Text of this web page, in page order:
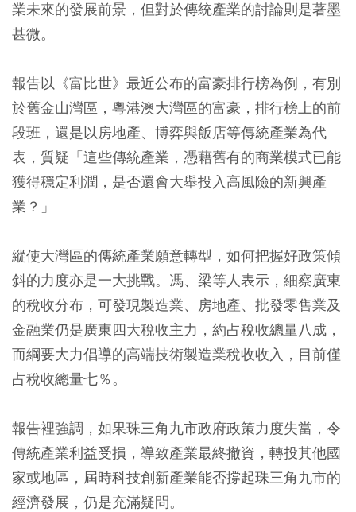
業未來的發展前景，但對於傳統產業的討論則是著墨
甚微。
報告以《富比世》最近公布的富豪排行榜為例，有別
於舊金山灣區，粵港澳大灣區的富豪，排行榜上的前
段班，還是以房地產、博弈與飯店等傳統產業為代
表，質疑「這些傳統產業，憑藉舊有的商業模式已能
獲得穩定利潤，是否還會大舉投入高風險的新興產
業？」
縱使大灣區的傳統產業願意轉型，如何把握好政策傾
斜的力度亦是一大挑戰。馮、梁等人表示，細察廣東
的稅收分布，可發現製造業、房地產、批發零售業及
金融業仍是廣東四大稅收主力，約占稅收總量八成，
而綱要大力倡導的高端技術製造業稅收收入，目前僅
占稅收總量七％。
報告裡強調，如果珠三角九市政府政策力度失當，令
傳統產業利益受損，導致產業最終撤資，轉投其他國
家或地區，屆時科技創新產業能否撐起珠三角九市的
經濟發展，仍是充滿疑問。